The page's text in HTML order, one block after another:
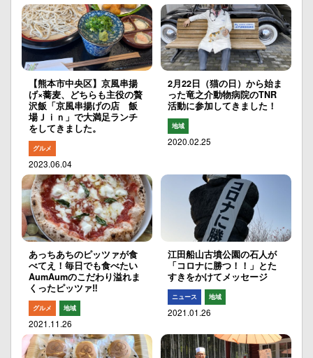
【熊本市中央区】京風串揚
げ×蕎麦、どちらも主役の贅
沢飯「京風串揚げの店 飯
場Ｊｉｎ」で大満足ランチ
をしてきました。
グルメ
2023.06.04
2月22日（猫の日）から始ま
った竜之介動物病院のTNR
活動に参加してきました！
地域
2020.02.25
あっちあちのピッツァが食
べてえ！毎日でも食べたい
AumAumのこだわり溢れま
くったピッツァ‼︎
グルメ 地域
2021.11.26
江田船山古墳公園の石人が
「コロナに勝つ！！」とた
すきをかけてメッセージ
ニュース 地域
2021.01.26